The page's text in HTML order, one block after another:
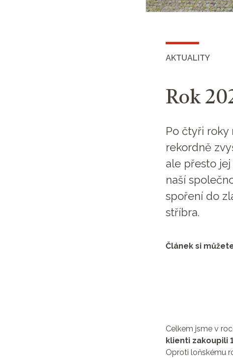
AKTUALITY
Rok
Po čtyři roky
rekordně
ale přesto
naší
spoření do
stříbra.
Článek si
Celkem jsme v
klienti zakoupili
Oproti loňskému